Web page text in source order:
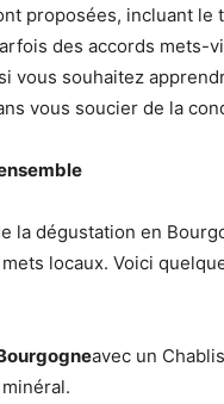
proposées, incluant le
des accords mets-
vous souhaitez
vous soucier de la
la dégustation en
locaux. Voici
avec un